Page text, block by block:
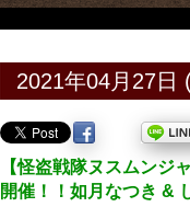
2021年04月27日
【怪盗戦隊ヌスムンジ
開催！！如月なつき &